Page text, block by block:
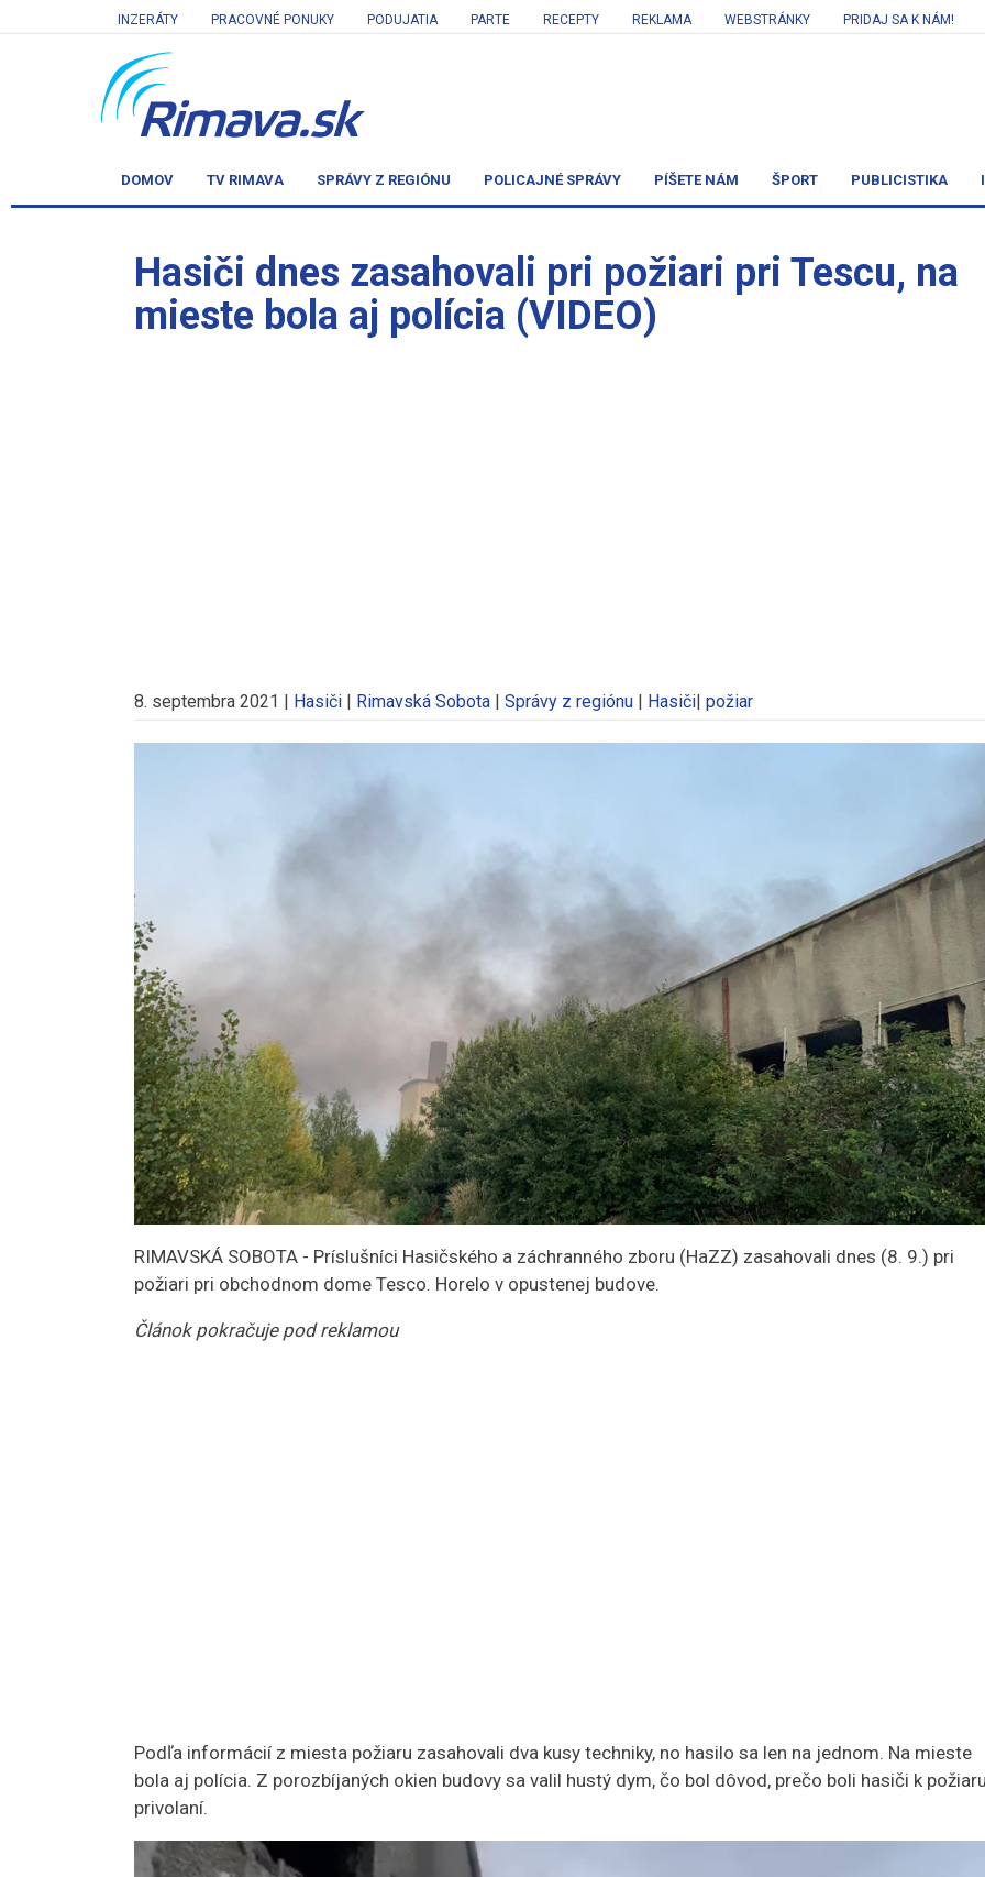
INZERÁTY PRACOVNÉ PONUKY PODUJATIA PARTE RECEPTY REKLAMA WEBSTRÁNKY PRIDAJ SA K NÁM!
DOMOV TV RIMAVA SPRÁVY Z REGIÓNU POLICAJNÉ SPRÁVY PÍŠETE NÁM ŠPORT PUBLICISTIKA
Hasiči dnes zasahovali pri požiari pri Tescu, na
mieste bola aj polícia (VIDEO)
8. septembra 2021 | Hasiči | Rimavská Sobota | Správy z regiónu | Hasiči| požiar
RIMAVSKÁ SOBOTA - Príslušníci Hasičského a záchranného zboru (HaZZ) zasahovali dnes (8. 9.) pri
požiari pri obchodnom dome Tesco. Horelo v opustenej budove.
Článok pokračuje pod reklamou
Podľa informácií z miesta požiaru zasahovali dva kusy techniky, no hasilo sa len na jednom. Na mieste
bola aj polícia. Z porozbíjaných okien budovy sa valil hustý dym, čo bol dôvod, prečo boli hasiči k
privolaní.